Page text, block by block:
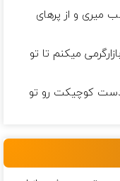
میرى و از پرهای
میكنم تا تو
دست كوچیكت رو تو